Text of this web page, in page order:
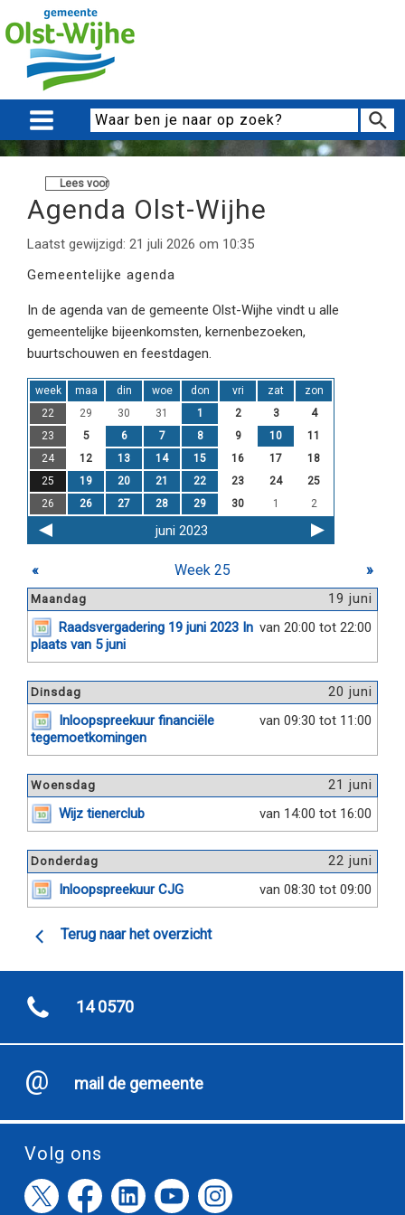
Lees voor
Agenda Olst-Wijhe
Laatst gewijzigd: 21 juli 2026 om 10:35
Gemeentelijke agenda
In de agenda van de gemeente Olst-Wijhe vindt u alle
gemeentelijke bijeenkomsten, kernenbezoeken,
buurtschouwen en feestdagen.
week maa din woe don vri zat
zon
22
29 30 31 1 2 3
4
23
5 6 7 8 9 10
11
24
12 13 14 15 16 17
18
25
19 20 21 22 23 24
25
26
26 27 28 29 30 1 2
juni 2023
« Week 25 »
19 juni
Maandag
van 20:00 tot 22:00
Raadsvergadering 19 juni 2023 In
plaats van 5 juni
20 juni
Dinsdag
van 09:30 tot 11:00
Inloopspreekuur financiële
tegemoetkomingen
21 juni
Woensdag
van 14:00 tot 16:00
Wijz tienerclub
22 juni
Donderdag
van 08:30 tot 09:00
Inloopspreekuur CJG
Terug naar het overzicht
14 0570
mail de gemeente
Volg ons